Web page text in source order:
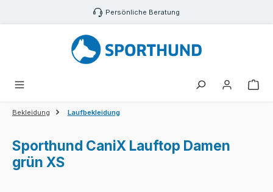
Zum Hauptinhalt springen Persönliche Beratung
Bekleidung Laufbekleidung
Sporthund CaniX Lauftop Damen
grün XS